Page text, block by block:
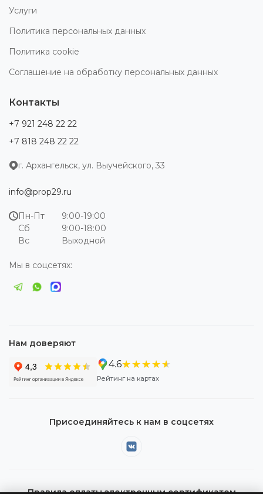
Услуги
Политика персональных данных
Политика cookie
Соглашение на обработку персональных данных
Контакты
+7 921 248 22 22
+7 818 248 22 22
г. Архангельск, ул. Выучейского, 33
info@prop29.ru
Пн-Пт
9:00-19:00
Сб
9:00-18:00
Вс
Выходной
Мы в соцсетях:
Нам доверяют
4.6★★★★★
★★★★★
Рейтинг на картах
Присоединяйтесь к нам в соцсетях